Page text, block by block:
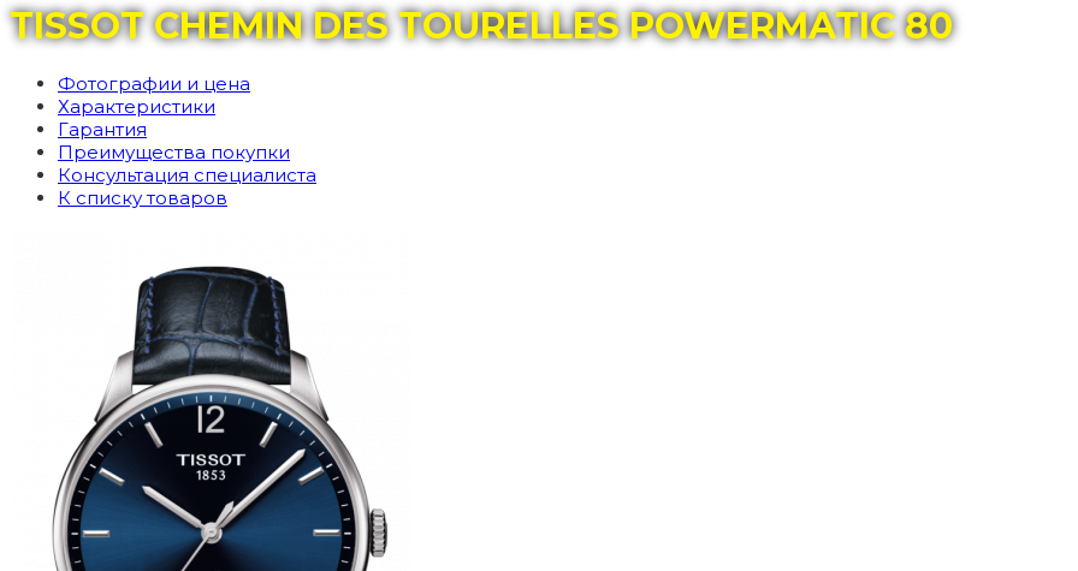
TISSOT CHEMIN DES TOURELLES POWERMATIC 80
Фотографии и цена
Характеристики
Гарантия
Преимущества покупки
Консультация специалиста
К списку товаров